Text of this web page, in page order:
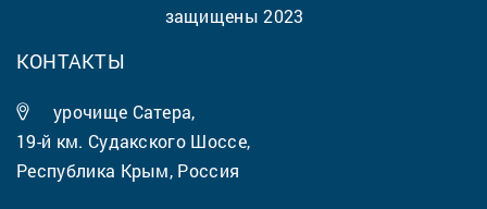
защищены 2023
КОНТАКТЫ
урочище Сатера,
19-й км. Судакского Шоссе,
Республика Крым, Россия